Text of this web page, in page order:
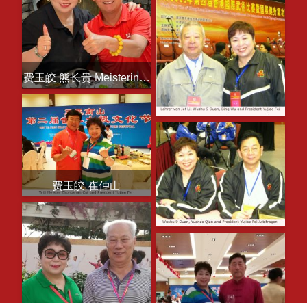
费玉皎 熊长贵 Meisterin Fei und Changgui Xiong
费玉皎 崔仲山